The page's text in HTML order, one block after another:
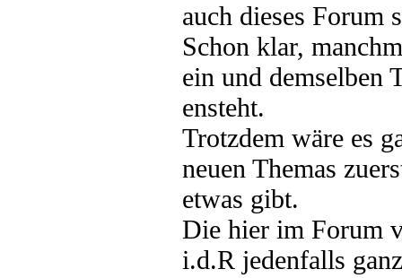
auch dieses Forum
Schon klar,
ein und demselben
ensteht.
Trotzdem wäre es
neuen Themas
etwas gibt.
Die hier im Forum
i.d.R jedenfalls